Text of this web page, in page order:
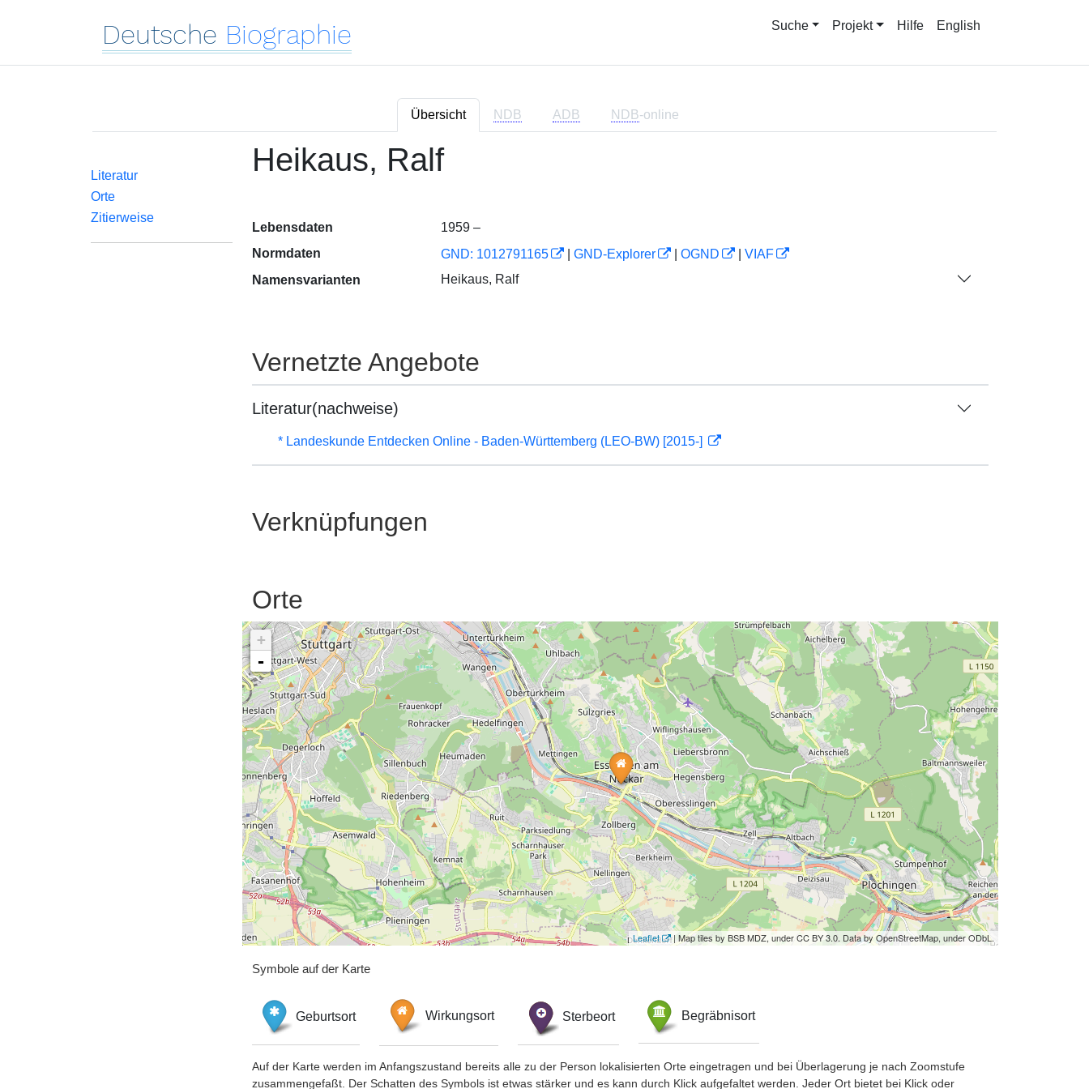
Deutsche Biographie Suche Projekt Hilfe English
Übersicht NDB ADB NDB-online
Literatur
Orte
Zitierweise
Heikaus, Ralf
Lebensdaten
1959 –
Normdaten
GND: 1012791165 GND-Explorer OGND
VIAF
Namensvarianten
Heikaus, Ralf
Vernetzte Angebote
Literatur(nachweise)
* Landeskunde Entdecken Online - Baden-Württemberg (LEO-BW) [2015-]
Verknüpfungen
Orte
+
-
Leaflet | Map tiles by BSB MDZ, under CC BY 3.0. Data by OpenStreetMap, under ODbL.
Symbole auf der Karte
Geburtsort Wirkungsort Sterbeort Begräbnisort
Auf der Karte werden im Anfangszustand bereits alle zu der Person lokalisierten Orte eingetragen und bei Überlagerung je nach Zoomstufe
zusammengefaßt. Der Schatten des Symbols ist etwas stärker und es kann durch Klick aufgefaltet werden. Jeder Ort bietet bei Klick oder